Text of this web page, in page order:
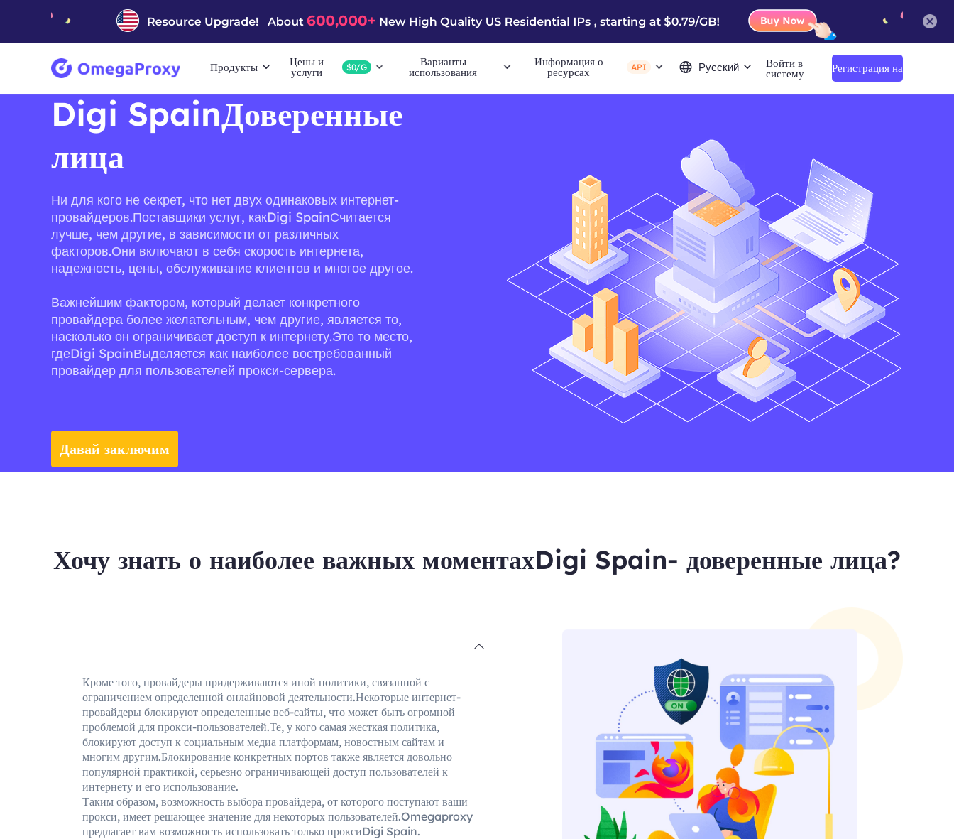
Продукты Цены и
услуги $0/G Варианты
использования
Информация о
ресурсах API Русский Войти в
систему
Регистрация на
сайте
Digi SpainДоверенные
лица
Ни для кого не секрет, что нет двух одинаковых интернет-
провайдеров.Поставщики услуг, какDigi SpainСчитается
лучше, чем другие, в зависимости от различных
факторов.Они включают в себя скорость интернета,
надежность, цены, обслуживание клиентов и многое другое.
Важнейшим фактором, который делает конкретного
провайдера более желательным, чем другие, является то,
насколько он ограничивает доступ к интернету.Это то место,
гдеDigi SpainВыделяется как наиболее востребованный
провайдер для пользователей прокси-сервера.
Давай заключим
Хочу знать о наиболее важных моментахDigi Spain- доверенные лица?
Кроме того, провайдеры придерживаются иной политики, связанной с
ограничением определенной онлайновой деятельности.Некоторые интернет-
провайдеры блокируют определенные веб-сайты, что может быть огромной
проблемой для прокси-пользователей.Те, у кого самая жесткая политика,
блокируют доступ к социальным медиа платформам, новостным сайтам и
многим другим.Блокирование конкретных портов также является довольно
популярной практикой, серьезно ограничивающей доступ пользователей к
интернету и его использование.
Таким образом, возможность выбора провайдера, от которого поступают ваши
прокси, имеет решающее значение для некоторых пользователей.Omegaproxy
предлагает вам возможность использовать только проксиDigi Spain.